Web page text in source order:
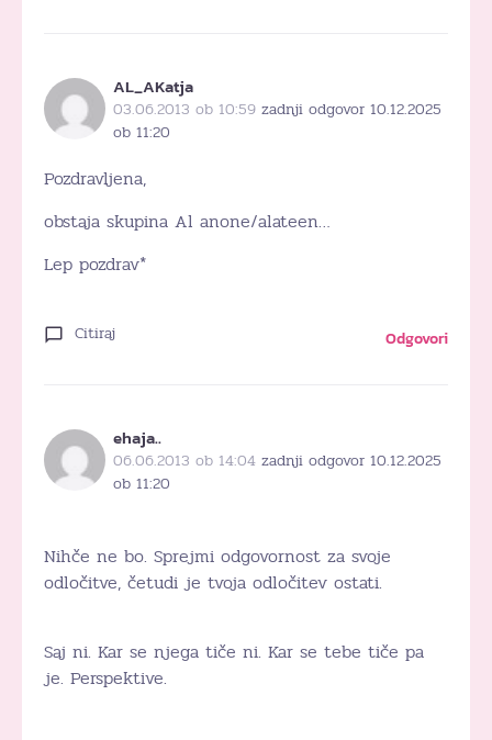
AL_AKatja
03.06.2013 ob 10:59 zadnji odgovor 10.12.2025
ob 11:20
Pozdravljena,
obstaja skupina Al anone/alateen…
Lep pozdrav*
Citiraj Odgovori
ehaja..
06.06.2013 ob 14:04 zadnji odgovor 10.12.2025
ob 11:20
Nihče ne bo. Sprejmi odgovornost za svoje
odločitve, četudi je tvoja odločitev ostati.
Saj ni. Kar se njega tiče ni. Kar se tebe tiče pa
je. Perspektive.